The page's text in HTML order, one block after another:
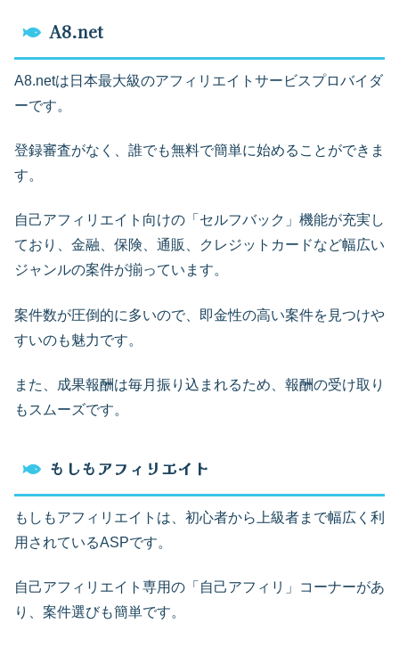
A8.net
A8.netは日本最大級のアフィリエイトサービスプロバイダ
ーです。
登録審査がなく、誰でも無料で簡単に始めることができま
す。
自己アフィリエイト向けの「セルフバック」機能が充実し
ており、金融、保険、通販、クレジットカードなど幅広い
ジャンルの案件が揃っています。
案件数が圧倒的に多いので、即金性の高い案件を見つけや
すいのも魅力です。
また、成果報酬は毎月振り込まれるため、報酬の受け取り
もスムーズです。
もしもアフィリエイト
もしもアフィリエイトは、初心者から上級者まで幅広く利
用されているASPです。
自己アフィリエイト専用の「自己アフィリ」コーナーがあ
り、案件選びも簡単です。